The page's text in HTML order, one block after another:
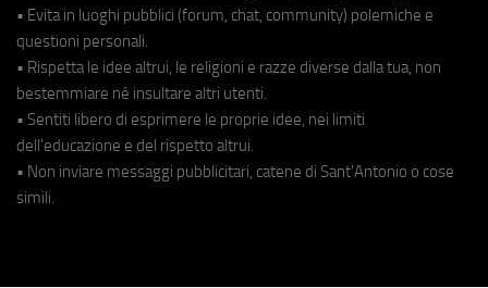
• Evita in luoghi pubblici (forum, chat, community) polemiche e
questioni personali.
• Rispetta le idee altrui, le religioni e razze diverse dalla tua, non
bestemmiare né insultare altri utenti.
• Sentiti libero di esprimere le proprie idee, nei limiti
dell'educazione e del rispetto altrui.
• Non inviare messaggi pubblicitari, catene di Sant'Antonio o cose
simili.